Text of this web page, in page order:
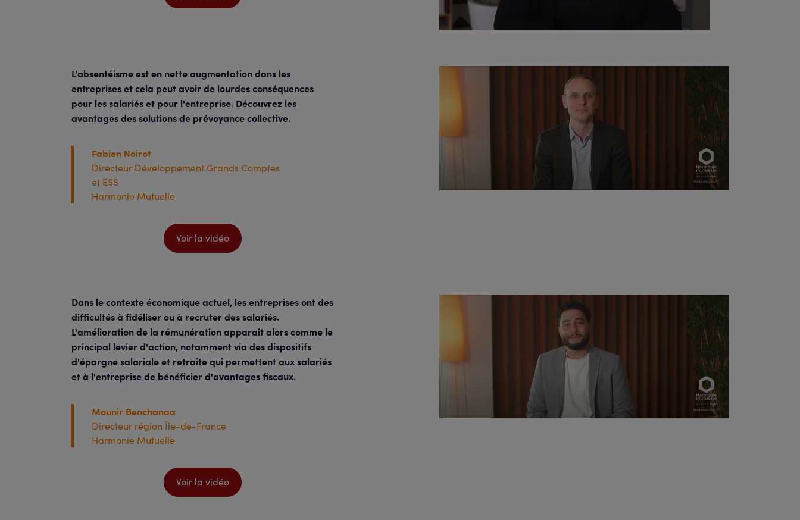
L'absentéisme est en nette augmentation dans les
entreprises et cela peut avoir de lourdes conséquences
pour les salariés et pour l'entreprise. Découvrez les
avantages des solutions de prévoyance collective.
Fabien Noirot
Directeur Développement Grands Comptes
et ESS
Harmonie Mutuelle
Voir la vidéo
Dans le contexte économique actuel, les entreprises ont des
difficultés à fidéliser ou à recruter des salariés.
L'amélioration de la rémunération apparait alors comme le
principal levier d'action, notamment via des dispositifs
d'épargne salariale et retraitequi permettent aux salariés
et à l'entreprise de bénéficier d'avantages fiscaux.
Mounir Benchanaa
Directeur région Île-de-France
Harmonie Mutuelle
Voir la vidéo